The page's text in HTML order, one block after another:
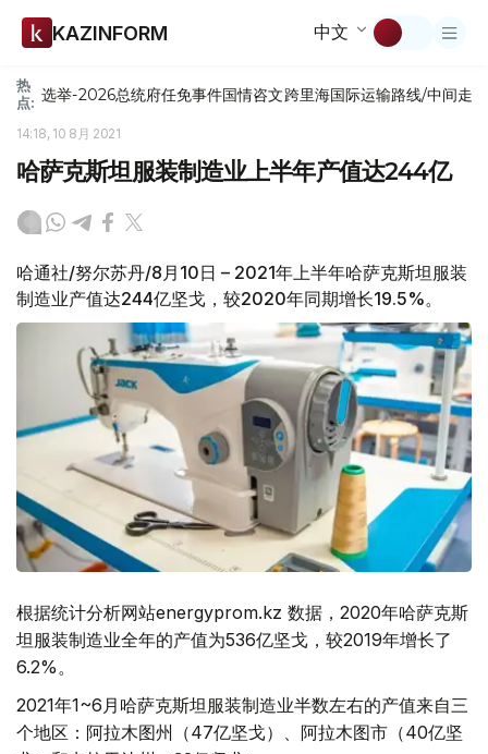
KAZINFORM 中文
热
点: 选举-2026总统府任免事件国情咨文跨里海国际运输路线/中间走廊
14:18, 10 8月 2021
哈萨克斯坦服装制造业上半年产值达244亿
哈通社/努尔苏丹/8月10日 – 2021年上半年哈萨克斯坦服装
制造业产值达244亿坚戈，较2020年同期增长19.5%。
根据统计分析网站energyprom.kz 数据，2020年哈萨克斯
坦服装制造业全年的产值为536亿坚戈，较2019年增长了
6.2%。
2021年1~6月哈萨克斯坦服装制造业半数左右的产值来自三
个地区：阿拉木图州（47亿坚戈）、阿拉木图市（40亿坚